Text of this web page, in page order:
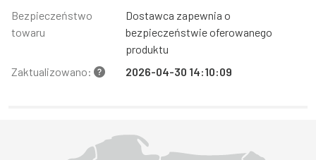
Bezpieczeństwo
towaru
Dostawca zapewnia o
bezpieczeństwie oferowanego
produktu
Zaktualizowano:
2026-04-30 14:10:09